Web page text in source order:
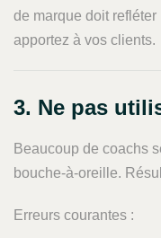
de marque doit refléter
apportez à vos clients.
3. Ne pas
Beaucoup de coachs
bouche-à-oreille.
Erreurs courantes :